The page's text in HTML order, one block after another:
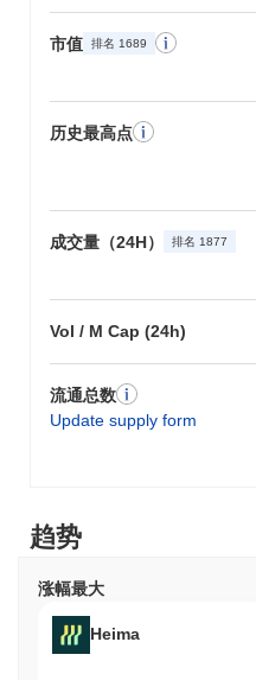
市值 排名 1689
历史最高点
成交量（24H） 排名 1877
Vol / M Cap (24h)
流通总数
Update supply form
链项目的合作。Nutcoin在多
明市场持续关注。 此外，
密货币领域的持续相关性，
Nutcoin是为消费者和开发者
包容性和创新的去中心化生
松安全地进行交易。开发者
能力的应用的权力，增强用
参与者，包括验证者和流动
贡献网络的安全性和决策过
的社区，支持Nutcoin的增长
Nutcoin采用权益证明（PoS
护网络的完整性。在此模型
Nutcoin成为验证者，这不仅
数字签名算法（ECDSA），
种加密技术保护交易免受篡
趋势
涨幅最大
Heima